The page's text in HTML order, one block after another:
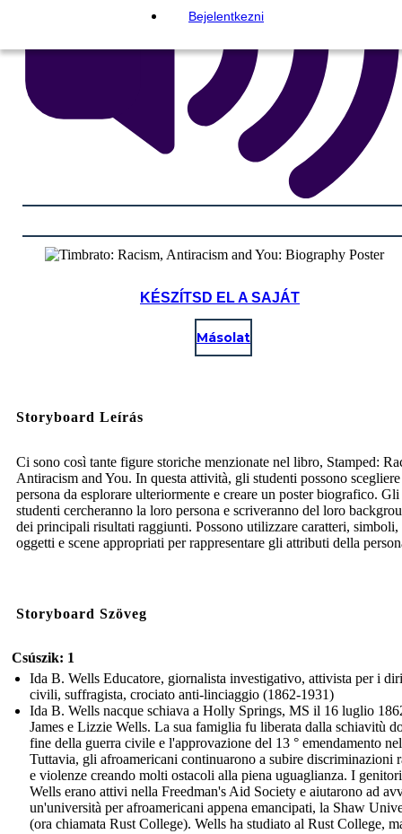
Bejelentkezni
KÉSZÍTSD EL A SAJÁT
Másolat
Storyboard Leírás
Ci sono così tante figure storiche menzionate nel libro, Stamped:
Antiracism and You. In questa attività, gli studenti possono
persona da esplorare ulteriormente e creare un poster biografico. Gli
studenti cercheranno la loro persona e scriveranno del loro
dei principali risultati raggiunti. Possono utilizzare caratteri, simboli,
oggetti e scene appropriati per rappresentare gli attributi della
Storyboard Szöveg
Csúszik: 1
Ida B. Wells Educatore, giornalista investigativo, attivista per i
civili, suffragista, crociato anti-linciaggio (1862-1931)
Ida B. Wells nacque schiava a Holly Springs, MS il 16 luglio
James e Lizzie Wells. La sua famiglia fu liberata dalla schiavitù
fine della guerra civile e l'approvazione del 13 ° emendamento
Tuttavia, gli afroamericani continuarono a subire discriminazioni
e violenze creando molti ostacoli alla piena uguaglianza. I
Wells erano attivi nella Freedman's Aid Society e aiutarono ad
un'università per afroamericani appena emancipati, la Shaw
(ora chiamata Rust College). Wells ha studiato al Rust College,